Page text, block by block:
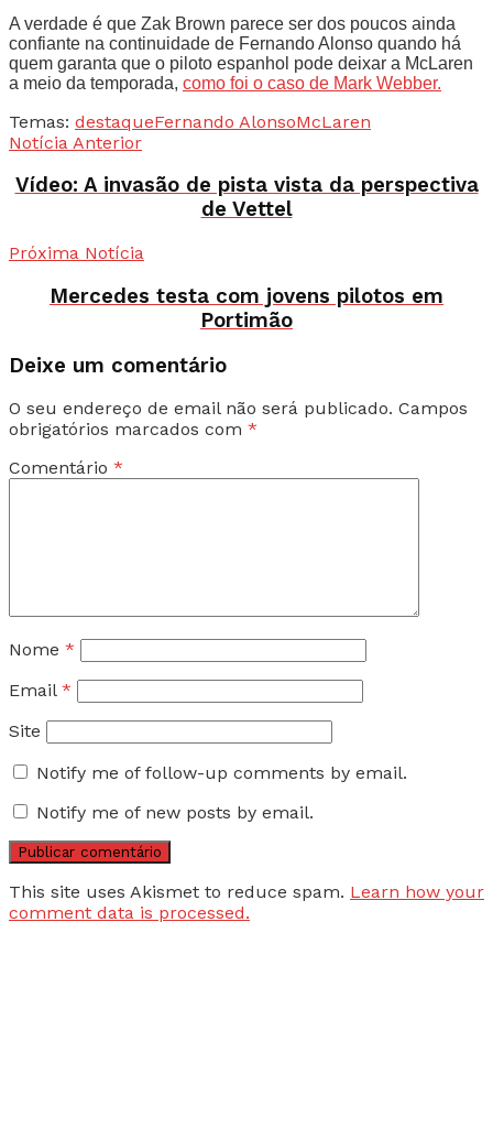
A verdade é que Zak Brown parece ser dos poucos ainda
confiante na continuidade de Fernando Alonso quando há
quem garanta que o piloto espanhol pode deixar a McLaren
a meio da temporada, como foi o caso de Mark Webber.
Temas: destaqueFernando AlonsoMcLaren
Notícia Anterior
Vídeo: A invasão de pista vista da perspectiva
de Vettel
Próxima Notícia
Mercedes testa com jovens pilotos em
Portimão
Deixe um comentário
O seu endereço de email não será publicado. Campos
obrigatórios marcados com *
Comentário *
Nome *
Email *
Site
Notify me of follow-up comments by email.
Notify me of new posts by email.
This site uses Akismet to reduce spam. Learn how your
comment data is processed.